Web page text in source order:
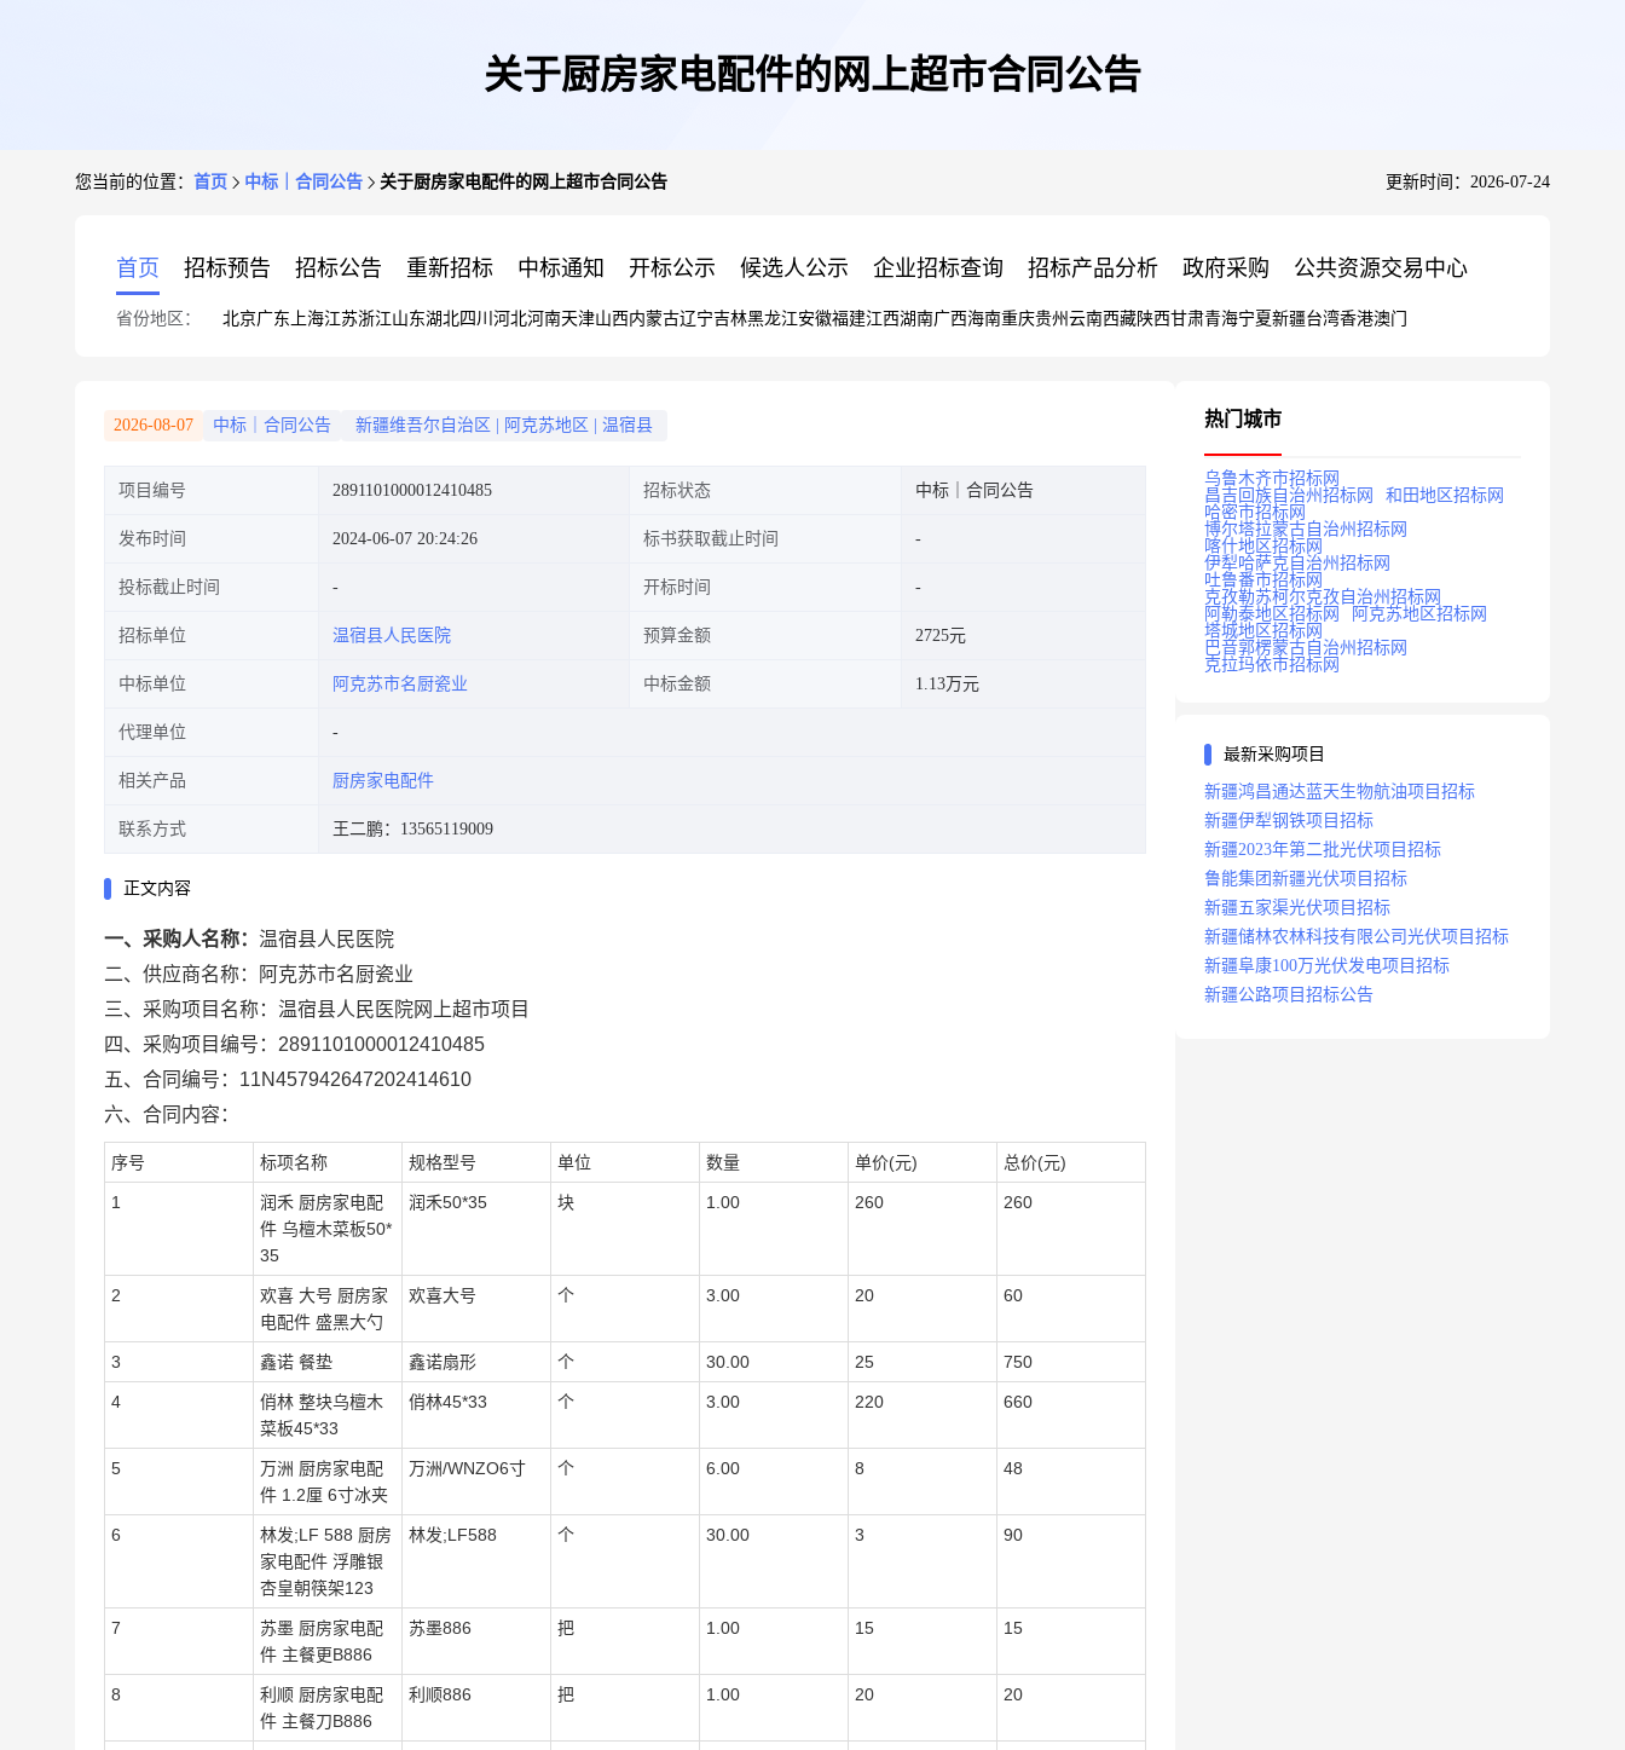
关于厨房家电配件的网上超市合同公告
您当前的位置： 首页 中标｜合同公告 关于厨房家电配件的网上超市合同公告 更新时间：2026-07-24
首页 招标预告 招标公告 重新招标 中标通知 开标公示 候选人公示 企业招标查询 招标产品分析 政府采购 公共资源交易中心
省份地区： 北京广东 上海江苏浙江山东湖北四川 河北河南天津山西内蒙古辽宁吉林黑龙江安徽福建江西湖南广西海南重庆贵州 云南西藏陕西甘肃青海宁夏新疆台湾香港澳门
2026-08-07 中标｜合同公告 新疆维吾尔自治区 阿克苏地区 温宿县
项目编号 2891101000012410485 招标状态 中标｜合同公告
发布时间 2024-06-07 20:24:26 标书获取截止时间
投标截止时间 开标时间
招标单位 温宿县人民医院 预算金额 2725元
中标单位 阿克苏市名厨瓷业 中标金额 1.13万元
代理单位
相关产品 厨房家电配件
联系方式 王二鹏：13565119009
正文内容
一、采购人名称： 温宿县人民医院
二、供应商名称：
阿克苏市名厨瓷业
三、采购项目名称： 温宿县人民医院网上超市项目
四、采购项目编号： 2891101000012410485
五、合同编号： 11N457942647202414610
六、合同内容：
序号 标项名称 规格型号 单位 数量 单价(元) 总价(元)
1
润禾 厨房家电配
件 乌檀木菜板50*
35
润禾50*35 块 1.00 260 260
2
欢喜 大号 厨房家
电配件 盛黑大勺
欢喜大号 个 3.00 20 60
3 鑫诺 餐垫 鑫诺扇形 个 30.00 25 750
4
俏林 整块乌檀木
菜板45*33
俏林45*33 个 3.00 220 660
5
万洲 厨房家电配
件 1.2厘 6寸冰夹
万洲/WNZO6寸 个 6.00 8 48
6
林发;LF 588 厨房
家电配件 浮雕银
杏皇朝筷架123
林发;LF588 个 30.00 3 90
7
苏墨 厨房家电配
件 主餐更B886
苏墨886 把 1.00 15 15
8
利顺 厨房家电配
件 主餐刀B886
利顺886 把 1.00 20 20
热门城市
乌鲁木齐市招标网
昌吉回族自治州招标网
和田地区招标网
哈密市招标网
博尔塔拉蒙古自治州招标网
喀什地区招标网
伊犁哈萨克自治州招标网
吐鲁番市招标网
克孜勒苏柯尔克孜自治州招标网
阿勒泰地区招标网
阿克苏地区招标网
塔城地区招标网
巴音郭楞蒙古自治州招标网
克拉玛依市招标网
最新采购项目
新疆鸿昌通达蓝天生物航油项目招标
新疆伊犁钢铁项目招标
新疆2023年第二批光伏项目招标
鲁能集团新疆光伏项目招标
新疆五家渠光伏项目招标
新疆储林农林科技有限公司光伏项目招标
新疆阜康100万光伏发电项目招标
新疆公路项目招标公告